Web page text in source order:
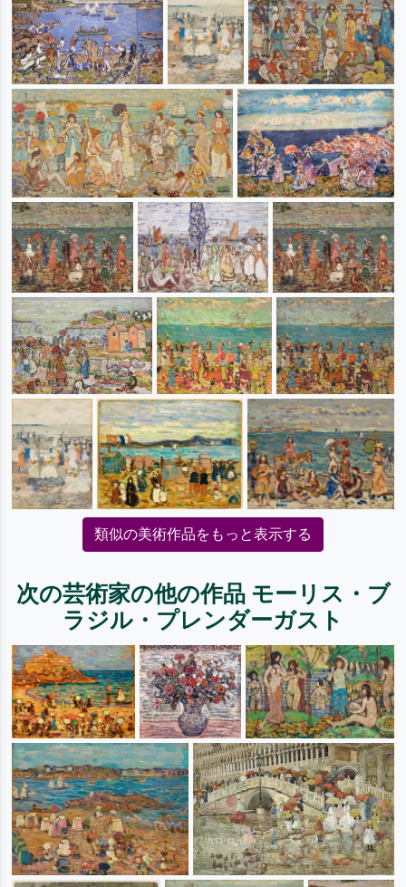
類似の美術作品をもっと表示する
次の芸術家の他の作品 モーリス・ブ
ラジル・プレンダーガスト